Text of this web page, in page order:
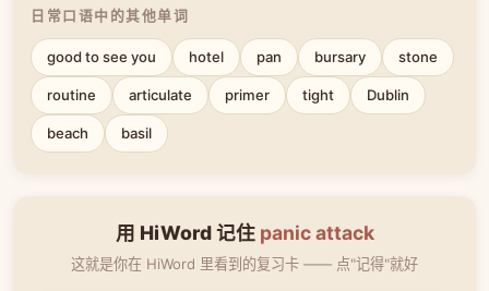
日常口语中的其他单词
good to see you hotel pan bursary stone
routine articulate primer tight Dublin
beach basil
用 HiWord 记住 panic attack
这就是你在 HiWord 里看到的复习卡 —— 点"记得"就好